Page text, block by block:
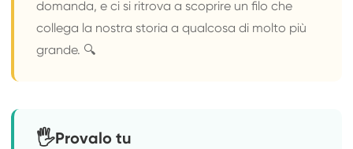
domanda, e ci si ritrova a scoprire un filo che
collega la nostra storia a qualcosa di molto più
grande. 🔍
🖐Provalo tu